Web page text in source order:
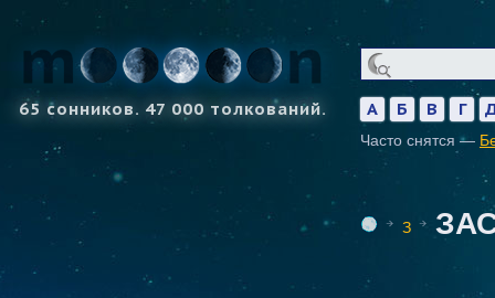
65 сонников. 47 000 толкований. А Б В Г
Часто снятся —
З